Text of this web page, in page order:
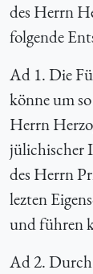
des Herrn
folgende
Ad 1. Die
könne um
Herrn
jülichischer
des Herrn
lezten
und führen
Ad 2. Durch